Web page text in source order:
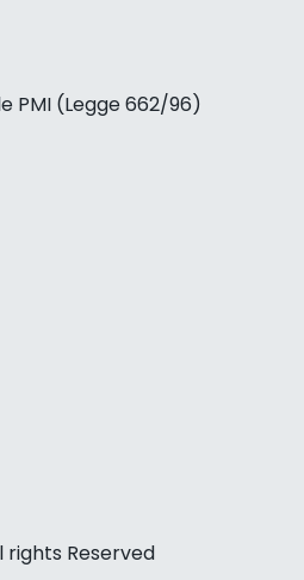
PMI (Legge 662/96)
Reserved